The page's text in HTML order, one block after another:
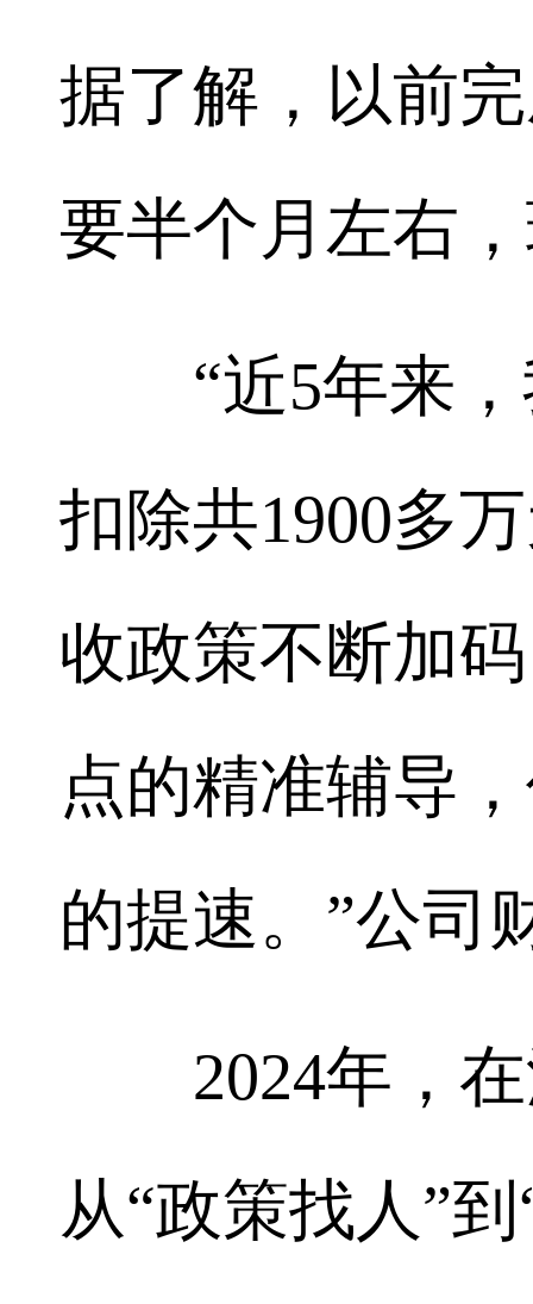
据了解，以前
要半个月左右
“近5年来，
扣除共1900多
收政策不断加
点的精准辅导
的提速。”公司
2024年，在
从“政策找人”